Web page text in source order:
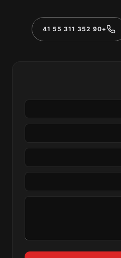
+90 352 311 55 41